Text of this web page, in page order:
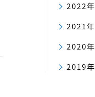
2022年
2021年
2020年
2019年